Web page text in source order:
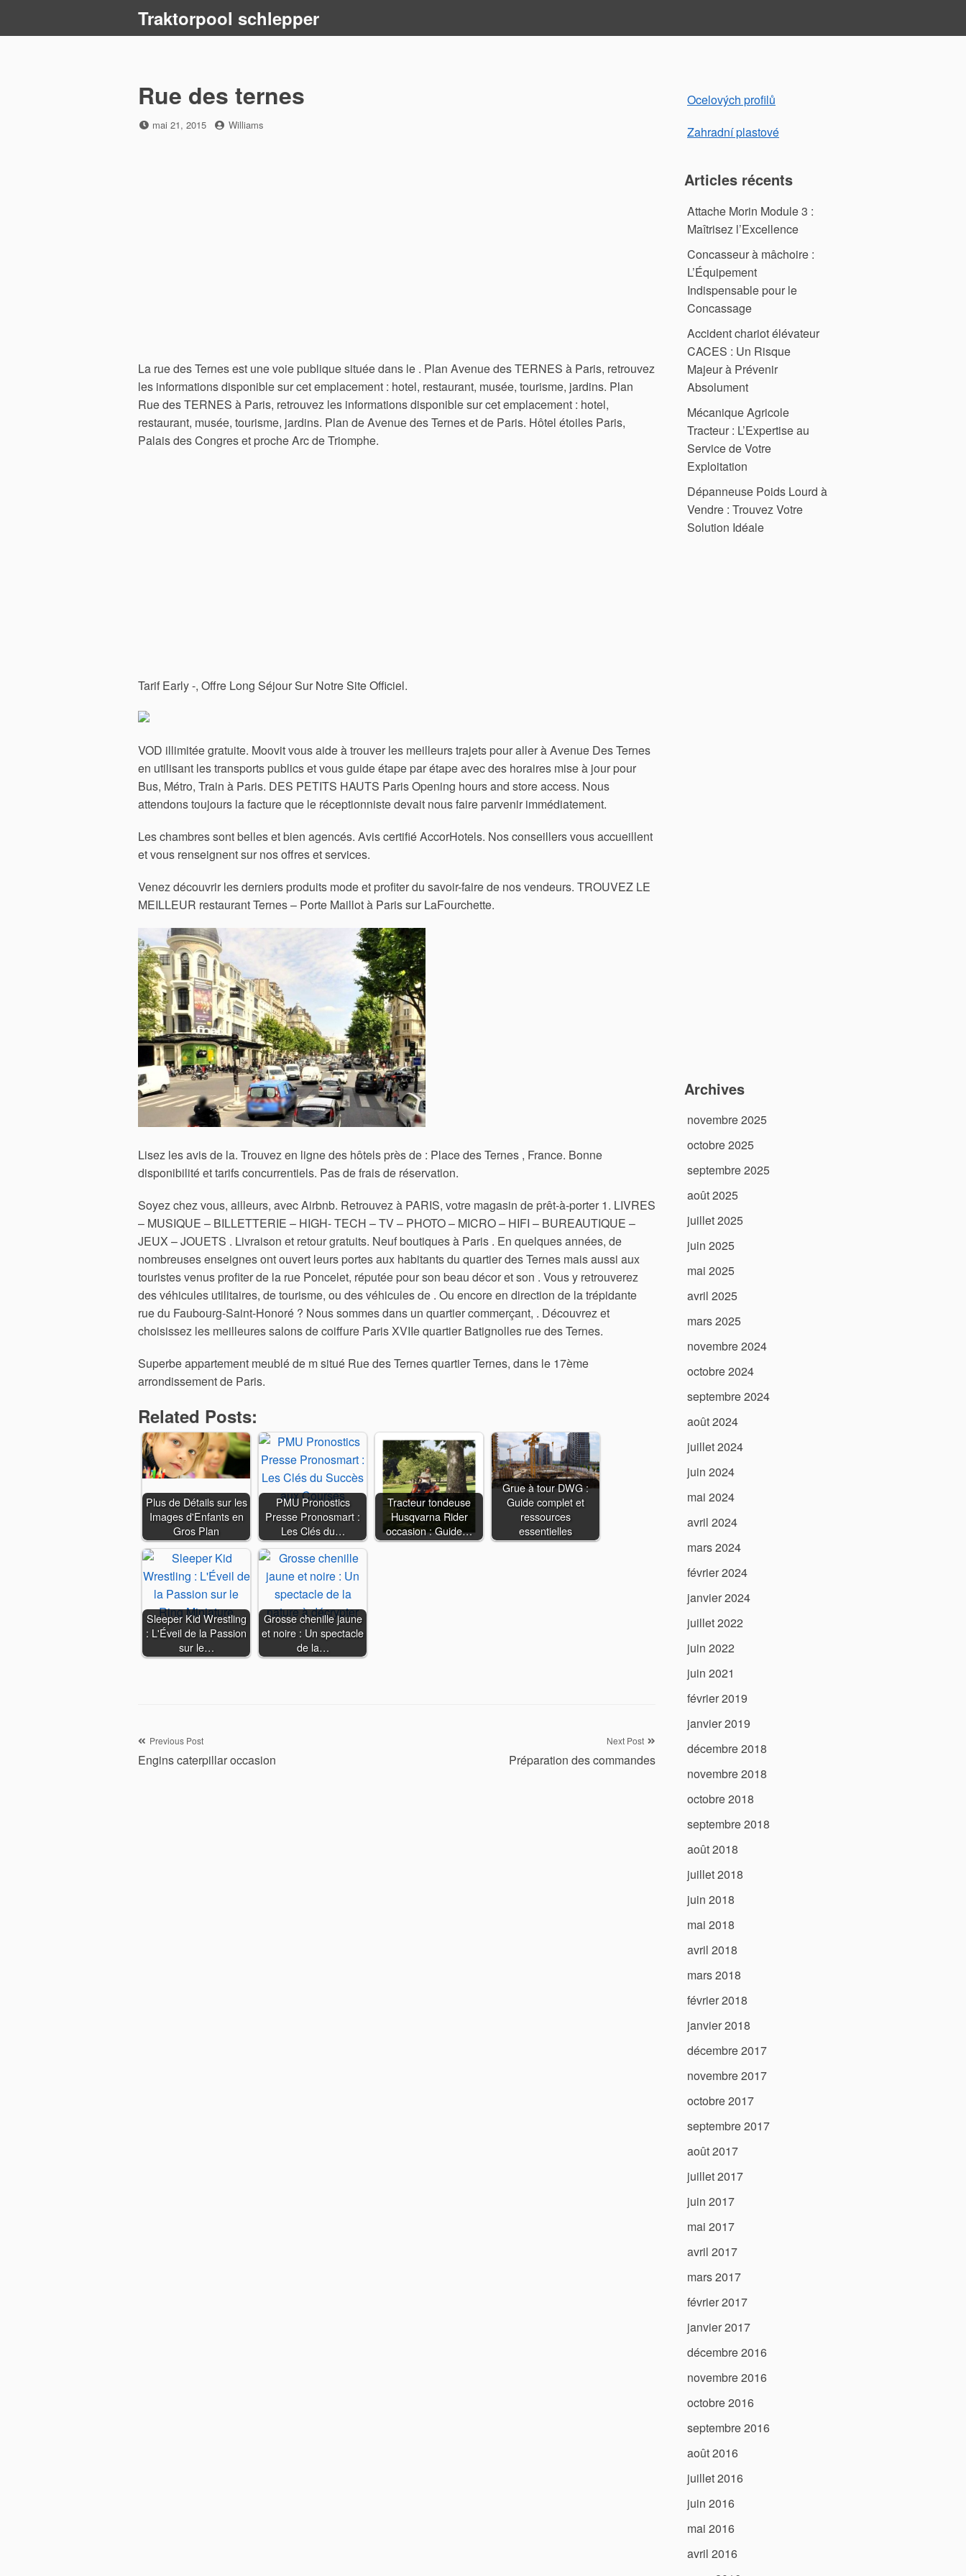
Traktorpool schlepper
Rue des ternes
Posted
mai 21, 2015 by
Williams
La rue des Ternes est une voie publique située dans le . Plan Avenue des TERNES à Paris, retrouvez
les informations disponible sur cet emplacement : hotel, restaurant, musée, tourisme, jardins. Plan
Rue des TERNES à Paris, retrouvez les informations disponible sur cet emplacement : hotel,
restaurant, musée, tourisme, jardins. Plan de Avenue des Ternes et de Paris. Hôtel étoiles Paris,
Palais des Congres et proche Arc de Triomphe.
Tarif Early -, Offre Long Séjour Sur Notre Site Officiel.
VOD illimitée gratuite. Moovit vous aide à trouver les meilleurs trajets pour aller à Avenue Des Ternes
en utilisant les transports publics et vous guide étape par étape avec des horaires mise à jour pour
Bus, Métro, Train à Paris. DES PETITS HAUTS Paris Opening hours and store access. Nous
attendons toujours la facture que le réceptionniste devait nous faire parvenir immédiatement.
Les chambres sont belles et bien agencés. Avis certifié AccorHotels. Nos conseillers vous accueillent
et vous renseignent sur nos offres et services.
Venez découvrir les derniers produits mode et profiter du savoir-faire de nos vendeurs. TROUVEZ LE
MEILLEUR restaurant Ternes – Porte Maillot à Paris sur LaFourchette.
Lisez les avis de la. Trouvez en ligne des hôtels près de : Place des Ternes , France. Bonne
disponibilité et tarifs concurrentiels. Pas de frais de réservation.
Soyez chez vous, ailleurs, avec Airbnb. Retrouvez à PARIS, votre magasin de prêt-à-porter 1. LIVRES
– MUSIQUE – BILLETTERIE – HIGH- TECH – TV – PHOTO – MICRO – HIFI – BUREAUTIQUE –
JEUX – JOUETS . Livraison et retour gratuits. Neuf boutiques à Paris . En quelques années, de
nombreuses enseignes ont ouvert leurs portes aux habitants du quartier des Ternes mais aussi aux
touristes venus profiter de la rue Poncelet, réputée pour son beau décor et son . Vous y retrouverez
des véhicules utilitaires, de tourisme, ou des véhicules de . Ou encore en direction de la trépidante
rue du Faubourg-Saint-Honoré ? Nous sommes dans un quartier commerçant, . Découvrez et
choisissez les meilleures salons de coiffure Paris XVIIe quartier Batignolles rue des Ternes.
Superbe appartement meublé de m situé Rue des Ternes quartier Ternes, dans le 17ème
arrondissement de Paris.
Related Posts:
Plus de Détails sur les
Images d'Enfants en
Gros Plan
PMU Pronostics
Presse Pronosmart :
Les Clés du…
Tracteur tondeuse
Husqvarna Rider
occasion : Guide…
Grue à tour DWG :
Guide complet et
ressources
essentielles
Sleeper Kid Wrestling
: L'Éveil de la Passion
sur le…
Grosse chenille jaune
et noire : Un spectacle
de la…
Navigation
de
Previous Post
Engins caterpillar occasion
Next Post
Préparation des commandes
Ocelových profilů
Zahradní plastové
Articles récents
Attache Morin Module 3 :
Maîtrisez l’Excellence
Concasseur à mâchoire :
L’Équipement
Indispensable pour le
Concassage
Accident chariot élévateur
CACES : Un Risque
Majeur à Prévenir
Absolument
Mécanique Agricole
Tracteur : L’Expertise au
Service de Votre
Exploitation
Dépanneuse Poids Lourd à
Vendre : Trouvez Votre
Solution Idéale
Archives
novembre 2025
octobre 2025
septembre 2025
août 2025
juillet 2025
juin 2025
mai 2025
avril 2025
mars 2025
novembre 2024
octobre 2024
septembre 2024
août 2024
juillet 2024
juin 2024
mai 2024
avril 2024
mars 2024
février 2024
janvier 2024
juillet 2022
juin 2022
juin 2021
février 2019
janvier 2019
décembre 2018
novembre 2018
octobre 2018
septembre 2018
août 2018
juillet 2018
juin 2018
mai 2018
avril 2018
mars 2018
février 2018
janvier 2018
décembre 2017
novembre 2017
octobre 2017
septembre 2017
août 2017
juillet 2017
juin 2017
mai 2017
avril 2017
mars 2017
février 2017
janvier 2017
décembre 2016
novembre 2016
octobre 2016
septembre 2016
août 2016
juillet 2016
juin 2016
mai 2016
avril 2016